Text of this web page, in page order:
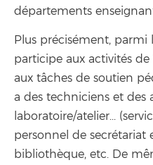
départements
Plus précisément,
participe aux activités
aux tâches de soutien
a des techniciens et des
laboratoire/atelier...
personnel de secrétariat
bibliothèque, etc. De